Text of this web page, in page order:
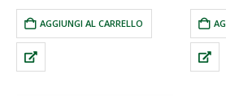
AGGIUNGI AL CARRELLO